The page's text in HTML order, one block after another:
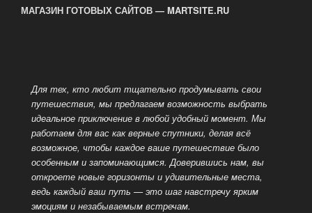
МАГАЗИН ГОТОВЫХ САЙТОВ — MARTSITE.RU
Для тех, кто любит тщательно продумывать свои
путешествия, мы предлагаем возможность выбрать
идеальное приключение в любой удобный момент. Мы
работаем для вас как верные спутники, делая всё
возможное, чтобы каждое ваше путешествие было
особенным и запоминающимся. Доверившись нам, вы
откроете новые горизонты и удивительные места,
ведь каждый ваш путь — это шаг навстречу ярким
эмоциям и незабываемым встречам.